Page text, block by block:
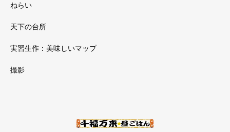
ねらい
天下の台所
実習生作：美味しいマップ
撮影